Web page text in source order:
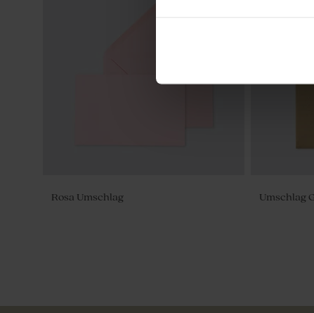
Rosa Umschlag Umschlag